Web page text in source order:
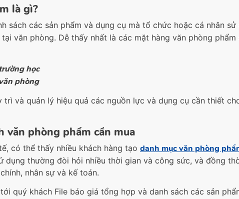
là gì?
sách các sản phẩm và dụng cụ mà tổ chức hoặc cá nhân
văn phòng. Dễ thấy nhất là các mặt hàng văn phòng
học
phòng
trì và quản lý hiệu quả các nguồn lực và dụng cụ cần thiết
văn phòng phẩm cần mua
có thể thấy nhiều khách hàng tạo danh mục văn phòng
dụng thường đòi hỏi nhiều thời gian và công sức, và đồng
nhân sự và kế toán.
quý khách File báo giá tổng hợp và danh sách các sản